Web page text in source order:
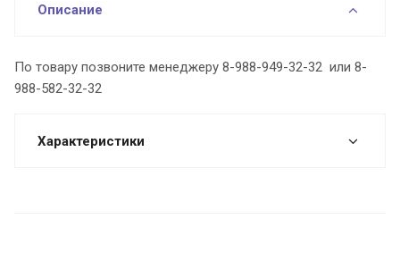
Описание
По товару позвоните менеджеру 8-988-949-32-32 или 8-
988-582-32-32
Характеристики